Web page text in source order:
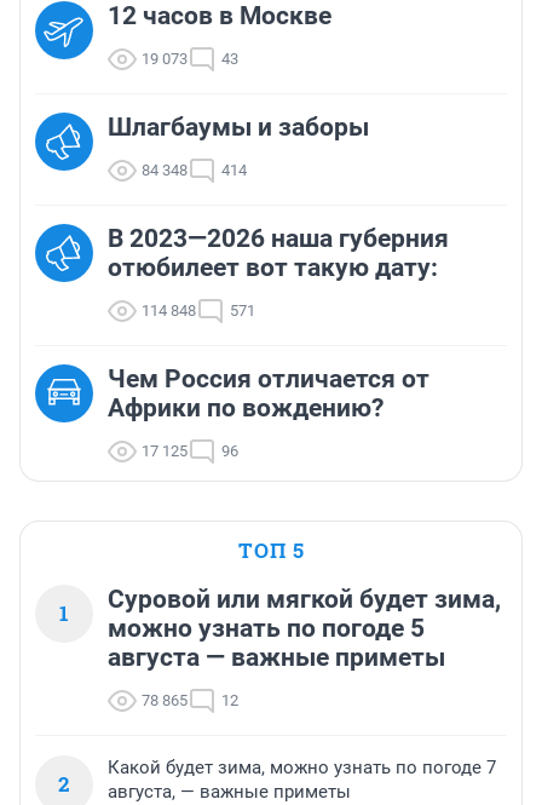
12 часов в Москве
19 073 43
Шлагбаумы и заборы
84 348 414
В 2023—2026 наша губерния
отюбилеет вот такую дату:
114 848 571
Чем Россия отличается от
Африки по вождению?
17 125 96
ТОП 5
1
Суровой или мягкой будет зима,
можно узнать по погоде 5
августа — важные приметы
78 865 12
2
Какой будет зима, можно узнать по погоде 7
августа, — важные приметы